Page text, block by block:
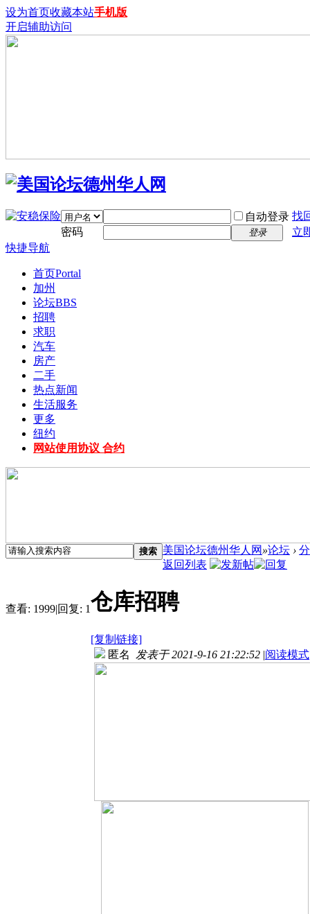
设为首页收藏本站手机版
开启辅助访问
自动登录 找
密码
登录
立
快捷导航
首页Portal
加州
论坛BBS
招聘
求职
汽车
房产
二手
热点新闻
生活服务
更多
纽约
网站使用协议 合约
搜索 美国论坛德州华人网 »论坛 ›
返回列表
查看: 1999|回复: 1仓库招聘
[复制链接]
匿名 发表于 2021-9-16 21:22:52 |阅读模式